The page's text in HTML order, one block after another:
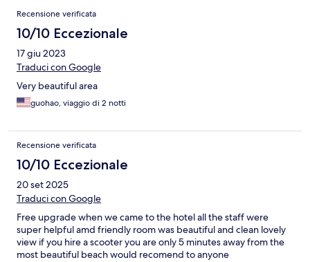
Recensione verificata
10/10 Eccezionale
17 giu 2023
Traduci con Google
Very beautiful area
guohao, viaggio di 2 notti
Recensione verificata
10/10 Eccezionale
20 set 2025
Traduci con Google
Free upgrade when we came to the hotel all the staff were
super helpful amd friendly room was beautiful and clean lovely
view if you hire a scooter you are only 5 minutes away from the
most beautiful beach would recomend to anyone